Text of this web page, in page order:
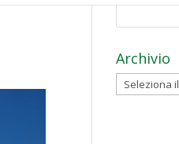
Archivio
Archivio